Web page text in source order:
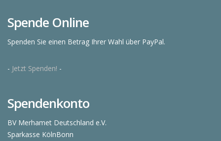
Spende Online
Spenden Sie einen Betrag Ihrer Wahl über PayPal.
- Jetzt Spenden! -
Spendenkonto
BV Merhamet Deutschland e.V.
Sparkasse KölnBonn